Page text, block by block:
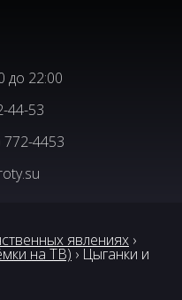
до 22:00
44-53
772-4453
явлениях ›
на ТВ) › Цыганки и